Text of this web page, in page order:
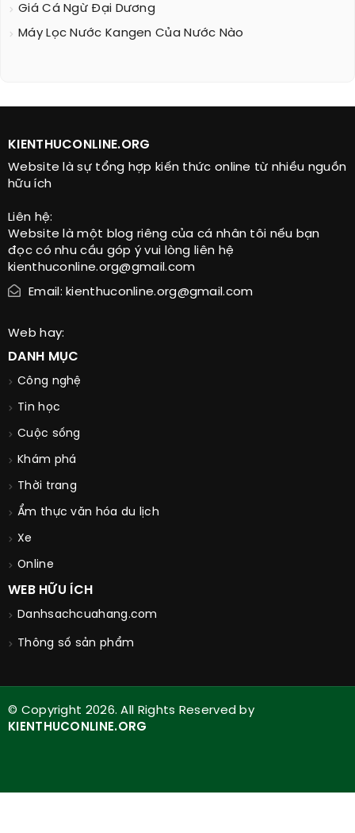
Giá Cá Ngừ Đại Dương
Máy Lọc Nước Kangen Của Nước Nào
KIENTHUCONLINE.ORG
Website là sự tổng hợp kiến thức online từ nhiều nguồn
hữu ích
Liên hệ:
Website là một blog riêng của cá nhân tôi nếu bạn
đọc có nhu cầu góp ý vui lòng liên hệ
kienthuconline.org@gmail.com
Email: kienthuconline.org@gmail.com
Web hay:
DANH MỤC
Công nghệ
Tin học
Cuộc sống
Khám phá
Thời trang
Ẩm thực văn hóa du lịch
Xe
Online
WEB HỮU ÍCH
Danhsachcuahang.com
Thông số sản phẩm
© Copyright 2026. All Rights Reserved by
KIENTHUCONLINE.ORG